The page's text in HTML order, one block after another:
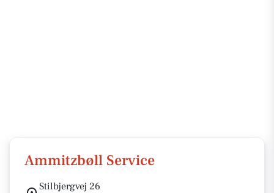
Ammitzbøll Service
Stilbjergvej 26